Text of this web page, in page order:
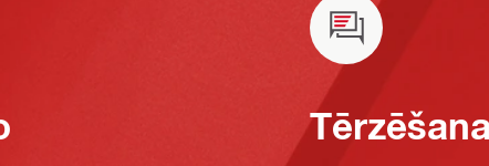
Tērzēšana